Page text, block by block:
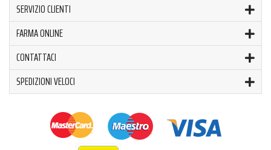
SERVIZIO CLIENTI
FARMA ONLINE
CONTATTACI
SPEDIZIONI VELOCI